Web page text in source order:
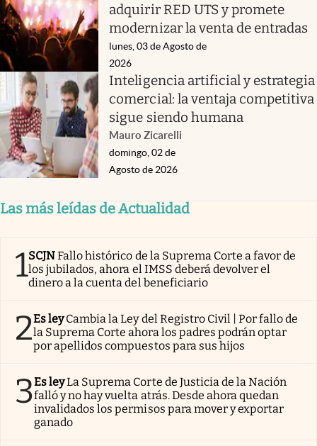
adquirir RED UTS y promete
modernizar la venta de entradas
lunes, 03 de Agosto de
2026
Inteligencia artificial y estrategia
comercial: la ventaja competitiva
sigue siendo humana
Mauro Zicarelli
domingo, 02 de
Agosto de 2026
Las más leídas de Actualidad
1SCJNFallo histórico de la Suprema Corte a favor de
los jubilados, ahora el IMSS deberá devolver el
dinero a la cuenta del beneficiario
2Es ley Cambia la Ley del Registro Civil | Por fallo de
la Suprema Corte ahora los padres podrán optar
por apellidos compuestos para sus hijos
3Es leyLa Suprema Corte de Justicia de la Nación
falló y no hay vuelta atrás. Desde ahora quedan
invalidados los permisos para mover y exportar
ganado